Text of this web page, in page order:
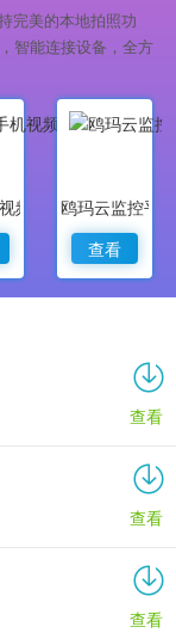
完美的本地拍照功
智能连接设备，全方
频监控鸥玛云监控平
查看
查看
查看
查看